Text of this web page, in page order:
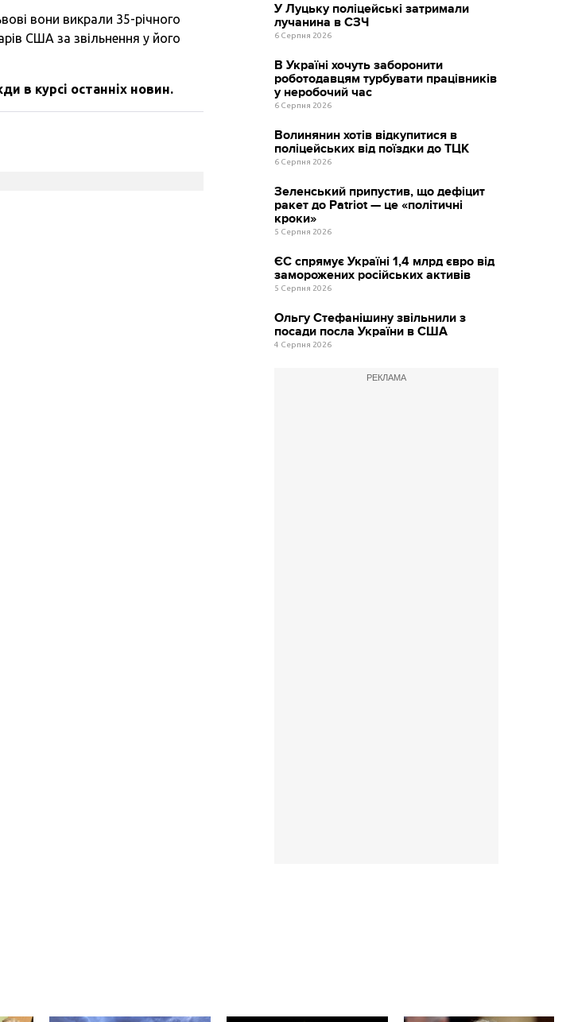
вони викрали 35-річного
США за звільнення у його
в курсі останніх новин.
У Луцьку поліцейські затримали
лучанина в СЗЧ
6 Серпня 2026
В Україні хочуть заборонити
роботодавцям турбувати працівників
у неробочий час
6 Серпня 2026
Волинянин хотів відкупитися в
поліцейських від поїздки до ТЦК
6 Серпня 2026
Зеленський припустив, що дефіцит
ракет до Patriot — це «політичні
кроки»
5 Серпня 2026
ЄС спрямує Україні 1,4 млрд євро від
заморожених російських активів
5 Серпня 2026
Ольгу Стефанішину звільнили з
посади посла України в США
4 Серпня 2026
РЕКЛАМА